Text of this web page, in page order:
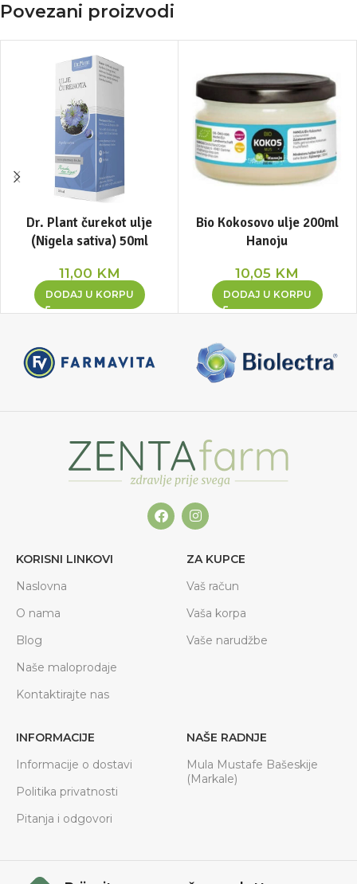
Povezani proizvodi
Dr. Plant čurekot ulje
(Nigela sativa) 50ml
11,00 KM
DODAJ U KORPU
Bio Kokosovo ulje 200ml
Hanoju
10,05 KM
DODAJ U KORPU
KORISNI LINKOVI
Naslovna
O nama
Blog
Naše maloprodaje
Kontaktirajte nas
ZA KUPCE
Vaš račun
Vaša korpa
Vaše narudžbe
INFORMACIJE
Informacije o dostavi
Politika privatnosti
Pitanja i odgovori
NAŠE RADNJE
Mula Mustafe Bašeskije
(Markale)